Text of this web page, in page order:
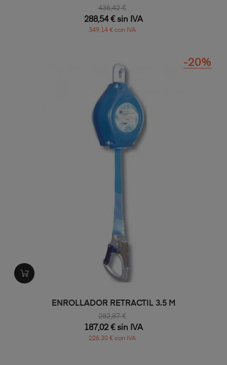
436,42 €
288,54 € sin IVA
349,14 € con IVA
ENROLLADOR RETRACTIL 3.5 M
282,87 €
-20%
187,02 € sin IVA
226,30 € con IVA